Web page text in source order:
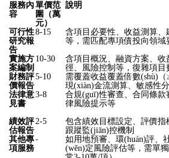
服務內
容
單價范
圍（萬
元）
說明
可行性
研究報
告
8-15
含項目必要性、收益測算
等，需匹配專項債投向領域
實施方
案編制
10-30
含項目概況、融資方案、
徑、風險控制等，復雜項
財務評
價報告
5-10
需覆蓋收益覆蓋倍數(shù)（
現(xiàn)金流測算、敏感性
法律意
見書
3-8
合規(guī)性審查、合同條款
律風險提示等
績效評
估報告
2-5
包含績效目標設定、評價
跟蹤監(jiān)控機制
其他專
項服務
-
如用地預審、環(huán)評
(wěn)定風險評估等，需單